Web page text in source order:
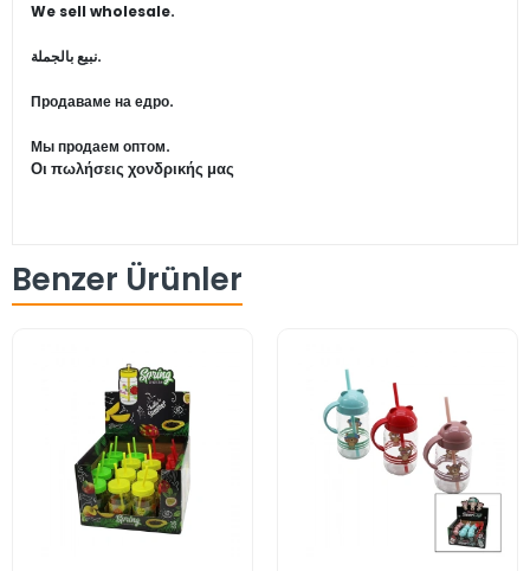
We sell wholesale.
نبيع بالجملة.
Продаваме на едро.
Мы продаем оптом.
Οι πωλήσεις χονδρικής μας
Benzer Ürünler